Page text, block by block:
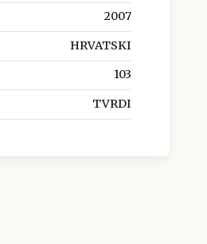
2007
HRVATSKI
103
TVRDI